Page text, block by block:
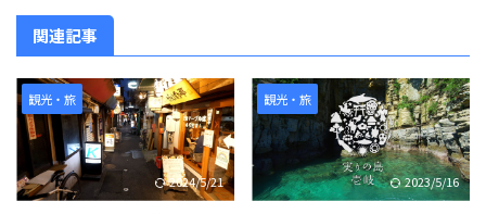
関連記事
観光・旅
2024/5/21
観光・旅
2023/5/16